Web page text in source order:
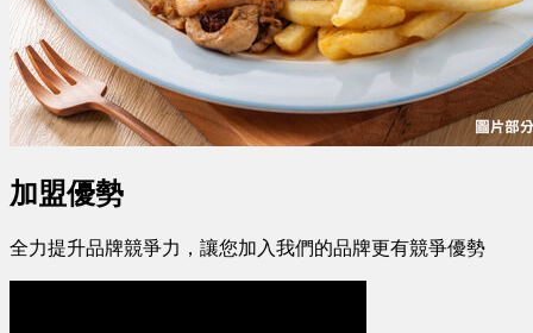
加盟優勢
全力提升品牌競爭力，讓您加入我們的品牌更有競爭優勢